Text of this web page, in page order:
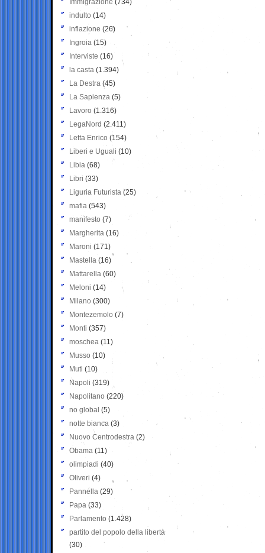
Immigrazione (734)
indulto (14)
inflazione (26)
Ingroia (15)
Interviste (16)
la casta (1.394)
La Destra (45)
La Sapienza (5)
Lavoro (1.316)
LegaNord (2.411)
Letta Enrico (154)
Liberi e Uguali (10)
Libia (68)
Libri (33)
Liguria Futurista (25)
mafia (543)
manifesto (7)
Margherita (16)
Maroni (171)
Mastella (16)
Mattarella (60)
Meloni (14)
Milano (300)
Montezemolo (7)
Monti (357)
moschea (11)
Musso (10)
Muti (10)
Napoli (319)
Napolitano (220)
no global (5)
notte bianca (3)
Nuovo Centrodestra (2)
Obama (11)
olimpiadi (40)
Oliveri (4)
Pannella (29)
Papa (33)
Parlamento (1.428)
partito del popolo della libertà
(30)